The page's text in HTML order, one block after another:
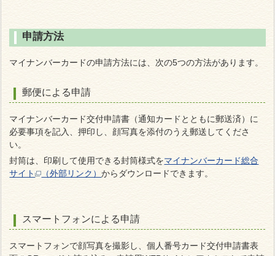
申請方法
マイナンバーカードの申請方法には、次の5つの方法があります。
郵便による申請
マイナンバーカード交付申請書（通知カードとともに郵送済）に
必要事項を記入、押印し、顔写真を添付のうえ郵送してくださ
い。
封筒は、印刷して使用できる封筒様式をマイナンバーカード総合
サイト
（外部リンク）からダウンロードできます。
スマートフォンによる申請
スマートフォンで顔写真を撮影し、個人番号カード交付申請書表